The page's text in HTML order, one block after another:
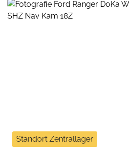
Standort Zentrallager